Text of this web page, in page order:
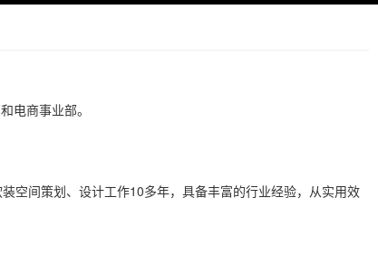
电商事业部。
空间策划、设计工作10多年，具备丰富的行业经验，从实用效